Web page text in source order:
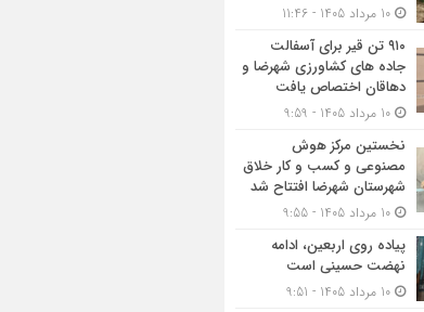
۹۱۰ تن قیر برای آسفالت
جاده های کشاورزی شهرضا و
دهاقان اختصاص یافت
نخستین مرکز هوش
مصنوعی و کسب‌ و کار خلاق
شهرستان شهرضا افتتاح شد
پیاده روی اربعین، ادامه
نهضت حسینی است